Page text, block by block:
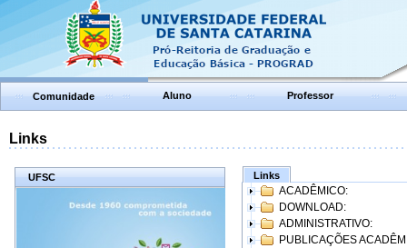
Comunidade Aluno Professor
Links
UFSC Links
ACADÊMICO:
DOWNLOAD:
ADMINISTRATIVO:
PUBLICAÇÕES